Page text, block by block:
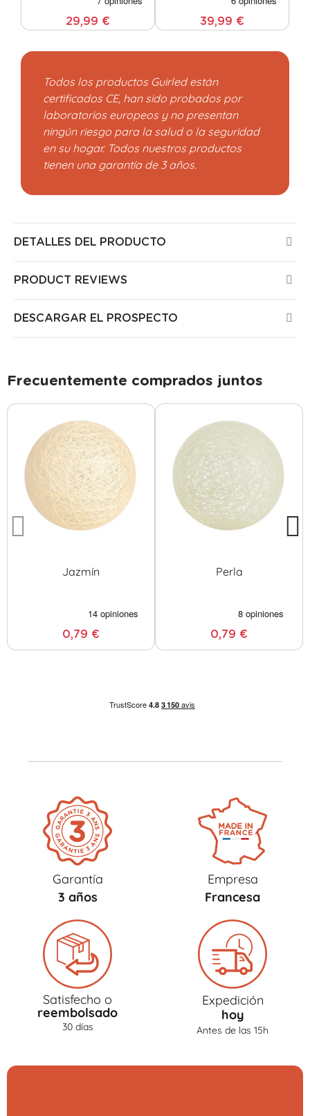
29,99 € 39,99 €
Todos los productos Guirled están
certificados CE, han sido probados por
laboratorios europeos y no presentan
ningún riesgo para la salud o la seguridad
en su hogar. Todos nuestros productos
tienen una garantía de 3 años.
DETALLES DEL PRODUCTO
PRODUCT REVIEWS
DESCARGAR EL PROSPECTO
Frecuentemente comprados juntos
Jazmín
0,79 €
Perla
0,79 €
Garantía
3 años
Empresa
Francesa
Satisfecho o
reembolsado
30 días
Expedición
hoy
Antes de las 15h